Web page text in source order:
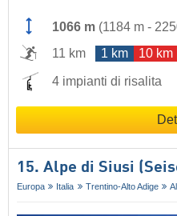
1066 m (1184 m -
11 km
1 km 10 km
4 impianti di risalita
15. Alpe di Siusi
Europa Italia Trentino-Alto Adige